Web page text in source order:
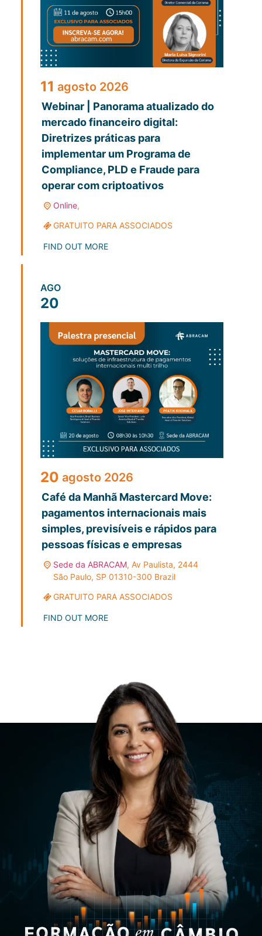
11 agosto 2026
Webinar | Panorama atualizado do
mercado financeiro digital:
Diretrizes práticas para
implementar um Programa de
Compliance, PLD e Fraude para
operar com criptoativos
Online,
GRATUITO PARA ASSOCIADOS
FIND OUT MORE
AGO
20
20 agosto 2026
Café da Manhã Mastercard Move:
pagamentos internacionais mais
simples, previsíveis e rápidos para
pessoas físicas e empresas
Sede da ABRACAM, Av Paulista, 2444
São Paulo, SP 01310-300 Brazil
GRATUITO PARA ASSOCIADOS
FIND OUT MORE